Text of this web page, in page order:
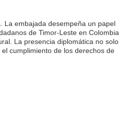
La embajada desempeña un papel
de Timor-Leste en Colombia.
La presencia diplomática no solo
cumplimiento de los derechos de